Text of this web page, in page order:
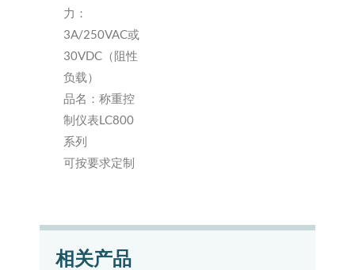
力：
3A/250VAC或
30VDC（阻性
负载）
品名：称重控
制仪表LC800
系列
可按要求定制
相关产品